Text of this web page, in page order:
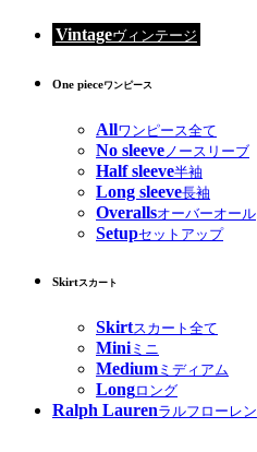
Vintageヴィンテージ
One pieceワンピース
Allワンピース全て
No sleeve ノースリーブ
Half sleeve半袖
Long sleeve長袖
Overallsオーバーオール
Setupセットアップ
Skirtスカート
Skirtスカート全て
Miniミニ
Medium ミディアム
Longロング
Ralph Laurenラルフローレン